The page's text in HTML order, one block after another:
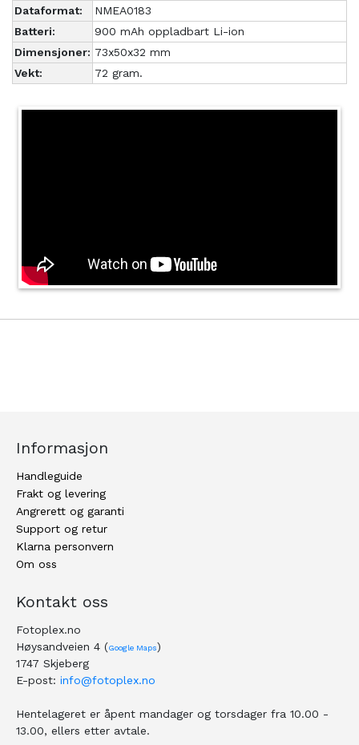
Dataformat:
NMEA0183
Batteri:
900 mAh oppladbart Li-ion
Dimensjoner: 73x50x32 mm
Vekt:
72 gram.
Informasjon
Handleguide
Frakt og levering
Angrerett og garanti
Support og retur
Klarna personvern
Om oss
Kontakt oss
Fotoplex.no
Høysandveien 4 (Google Maps)
1747 Skjeberg
E-post: info@fotoplex.no
Hentelageret er åpent mandager og torsdager fra 10.00 -
13.00, ellers etter avtale.